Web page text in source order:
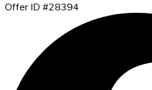
Offer ID #28394